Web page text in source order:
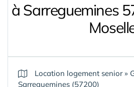
à Sarreguemines
Location logement senior»
Sarreguemines (57200)